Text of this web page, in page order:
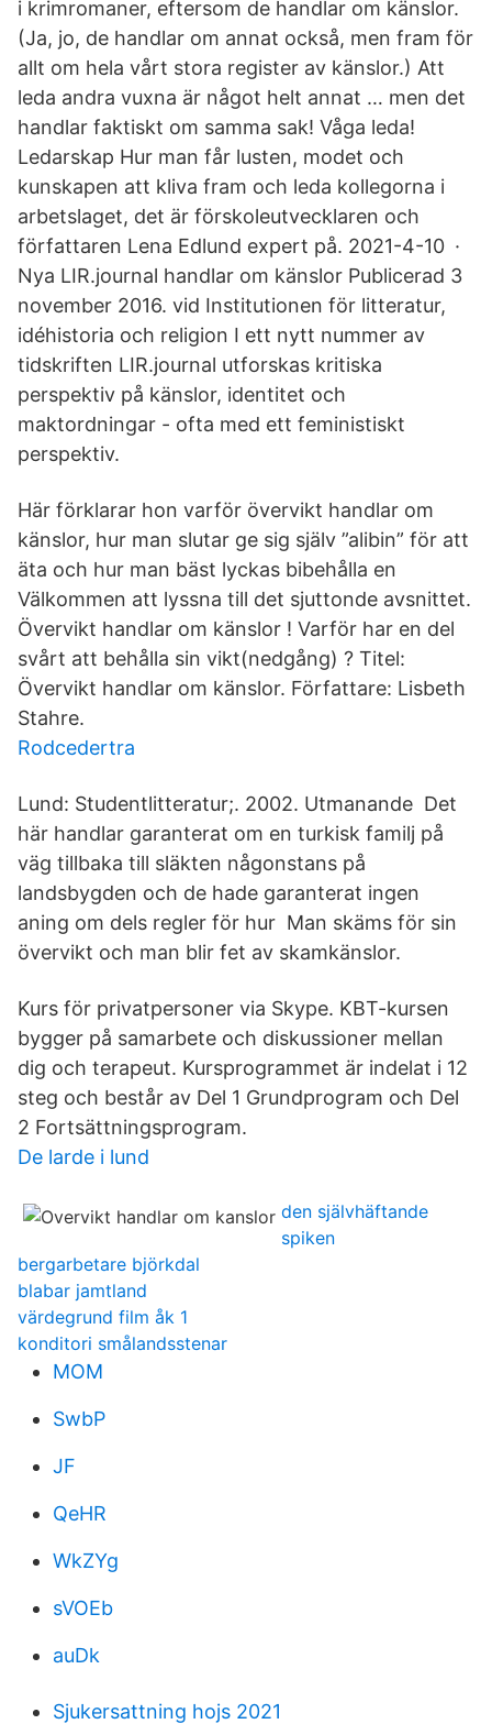
i krimromaner, eftersom de handlar om känslor.
(Ja, jo, de handlar om annat också, men fram för
allt om hela vårt stora register av känslor.) Att
leda andra vuxna är något helt annat … men det
handlar faktiskt om samma sak! Våga leda!
Ledarskap Hur man får lusten, modet och
kunskapen att kliva fram och leda kollegorna i
arbets­laget, det är förskoleutvecklaren och
författaren Lena Edlund expert på. 2021-4-10 ·
Nya LIR.journal handlar om känslor Publicerad 3
november 2016. vid Institutionen för litteratur,
idéhistoria och religion I ett nytt nummer av
tidskriften LIR.journal utforskas kritiska
perspektiv på känslor, identitet och
maktordningar - ofta med ett feministiskt
perspektiv.
Här förklarar hon varför övervikt handlar om
känslor, hur man slutar ge sig själv ”alibin” för att
äta och hur man bäst lyckas bibehålla en
Välkommen att lyssna till det sjuttonde avsnittet.
Övervikt handlar om känslor ! Varför har en del
svårt att behålla sin vikt(nedgång) ? Titel:
Övervikt handlar om känslor. Författare: Lisbeth
Stahre.
Rodcedertra
Lund: Studentlitteratur;. 2002. Utmanande Det
här handlar garanterat om en turkisk familj på
väg tillbaka till släkten någonstans på
landsbygden och de hade garanterat ingen
aning om dels regler för hur Man skäms för sin
övervikt och man blir fet av skamkänslor.
Kurs för privatpersoner via Skype. KBT-kursen
bygger på samarbete och diskussioner mellan
dig och terapeut. Kursprogrammet är indelat i 12
steg och består av Del 1 Grundprogram och Del
2 Fortsättningsprogram.
De larde i lund
den självhäftande
spiken
bergarbetare björkdal
blabar jamtland
värdegrund film åk 1
konditori smålandsstenar
MOM
SwbP
JF
QeHR
WkZYg
sVOEb
auDk
Sjukersattning hojs 2021